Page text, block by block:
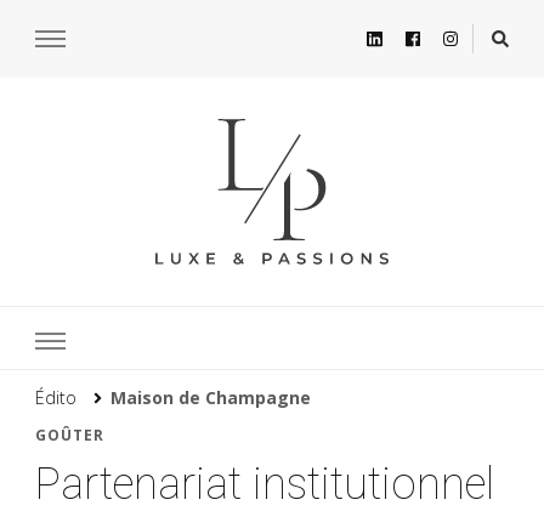
Édito Maison de Champagne
GOÛTER
Partenariat institutionnel